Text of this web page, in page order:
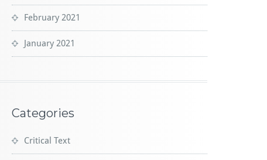
February 2021
January 2021
Categories
Critical Text